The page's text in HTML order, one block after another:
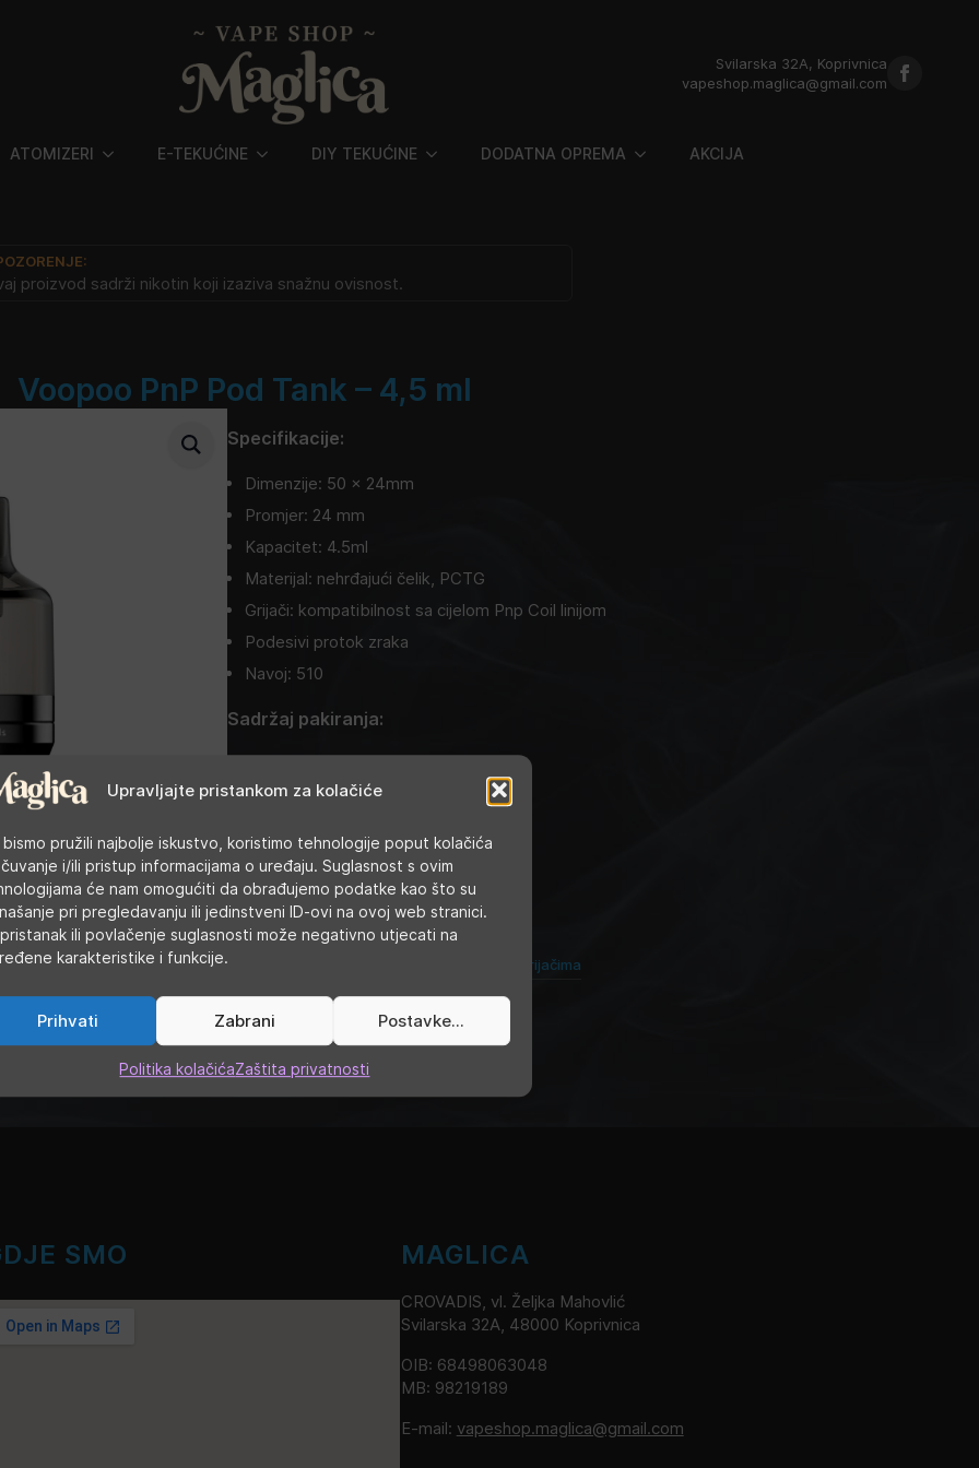
Upravljajte pristankom za kolačiće
bismo pružili najbolje iskustvo, koristimo tehnologije poput kolačića
i/ili pristup informacijama o uređaju. Suglasnost s ovim
će nam omogućiti da obrađujemo podatke kao što su
pri pregledavanju ili jedinstveni ID-ovi na ovoj web stranici.
ili povlačenje suglasnosti može negativno utjecati na
karakteristike i funkcije.
Prihvati Zabrani Postavke...
Politika kolačićaZaštita privatnosti
Svilarska 32A, Koprivnica
vapeshop.maglica@gmail.com
ATOMIZERI E-TEKUĆINE DIY TEKUĆINE DODATNA OPREMA AKCIJA
proizvod sadrži nikotin koji izaziva snažnu ovisnost.
Voopoo PnP Pod Tank – 4,5 ml
Specifikacije:
Dimenzije: 50 × 24mm
Promjer: 24 mm
Kapacitet: 4.5ml
Materijal: nehrđajući čelik, PCTG
Grijači: kompatibilnost sa cijelom Pnp Coil linijom
Podesivi protok zraka
Navoj: 510
Sadržaj pakiranja:
1X PnP-VM1 0.3ohm
1X Korisničke upute
Cijena u trgovini:15,00€
Atomizeri s gotovim grijačima
Oznake:pnp,voopoo
SMO MAGLICA
CROVADIS, vl. Željka Mahovlić
Svilarska 32A, 48000 Koprivnica
OIB: 68498063048
MB: 98219189
E-mail: vapeshop.maglica@gmail.com